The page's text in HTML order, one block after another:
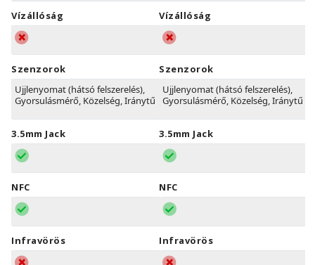
Vízállóság
Szenzorok
Ujjlenyomat (hátsó felszerelés),
Gyorsulásmérő, Közelség, Iránytű
3.5mm Jack
NFC
Infravörös
Vízállóság
Szenzorok
Ujjlenyomat (hátsó felszerelés),
Gyorsulásmérő, Közelség, Iránytű
3.5mm Jack
NFC
Infravörös